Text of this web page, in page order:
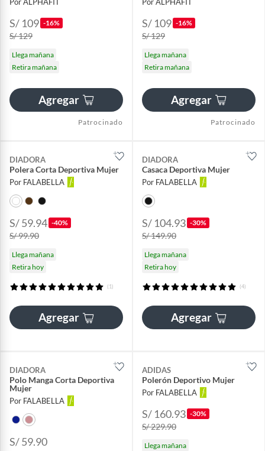
S/ 109 -16%
S/ 129
Llega mañana
Retira mañana
Agregar
Patrocinado
S/ 109 -16%
S/ 129
Llega mañana
Retira mañana
Agregar
Patrocinado
DIADORA
Polera Corta Deportiva Mujer
Por FALABELLA
S/ 59.94 -40%
S/ 99.90
Llega mañana
Retira hoy
(1)
Agregar
DIADORA
Casaca Deportiva Mujer
Por FALABELLA
S/ 104.93 -30%
S/ 149.90
Llega mañana
Retira hoy
(4)
Agregar
DIADORA
Polo Manga Corta Deportiva
Mujer
Por FALABELLA
S/ 59.90
ADIDAS
Polerón Deportivo Mujer
Por FALABELLA
S/ 160.93 -30%
S/ 229.90
Llega mañana